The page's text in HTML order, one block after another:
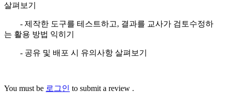
살펴보기
- 제작한 도구를 테스트하고, 결과를 교사가 검토수정하
는 활용 방법 익히기
- 공유 및 배포 시 유의사항 살펴보기
You must be 로그인 to submit a review .